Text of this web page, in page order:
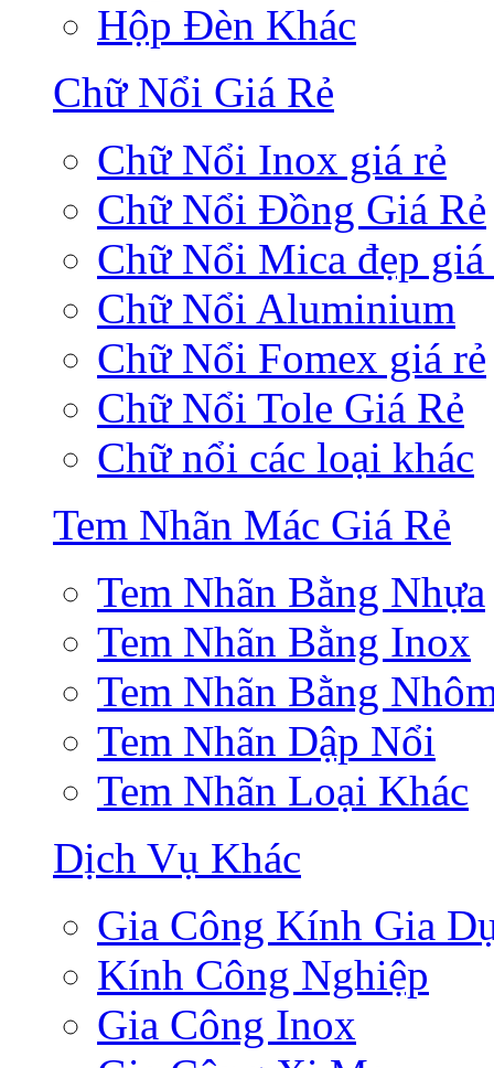
Hộp Đèn Khác
Chữ Nổi Giá Rẻ
Chữ Nổi Inox giá rẻ
Chữ Nổi Đồng Giá Rẻ
Chữ Nổi Mica đẹp giá
Chữ Nổi Aluminium
Chữ Nổi Fomex giá rẻ
Chữ Nổi Tole Giá Rẻ
Chữ nổi các loại khác
Tem Nhãn Mác Giá Rẻ
Tem Nhãn Bằng Nhựa
Tem Nhãn Bằng Inox
Tem Nhãn Bằng
Tem Nhãn Dập Nổi
Tem Nhãn Loại Khác
Dịch Vụ Khác
Gia Công Kính Gia
Kính Công Nghiệp
Gia Công Inox